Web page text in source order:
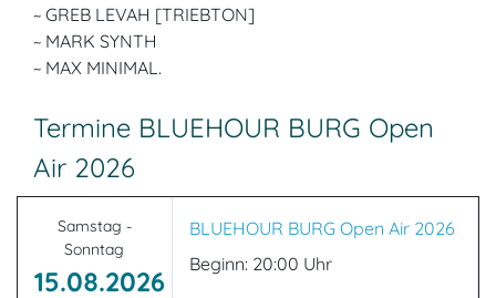
~ GREB LEVAH [TRIEBTON]
~ MARK SYNTH
~ MAX MINIMAL.
Termine BLUEHOUR BURG Open
Air 2026
Samstag -
Sonntag
15.08.2026
BLUEHOUR BURG Open Air 2026
Beginn: 20:00 Uhr